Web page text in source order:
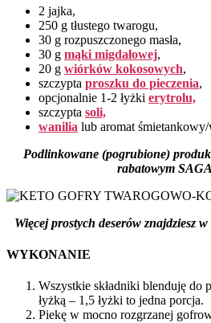
2 jajka,
250 g tłustego twarogu,
30 g rozpuszczonego masła,
30 g mąki migdałowej,
20 g wiórków kokosowych,
szczypta proszku do pieczenia,
opcjonalnie 1-2 łyżki erytrolu,
szczypta soli,
wanilia lub aromat
Podlinkowane (pogrubione)
rabatowym
Więcej prostych deserów znajdziesz
WYKONANIE
Wszystkie składniki blenduję do
łyżką – 1,5 łyżki to jedna porcja.
Piekę w mocno rozgrzanej